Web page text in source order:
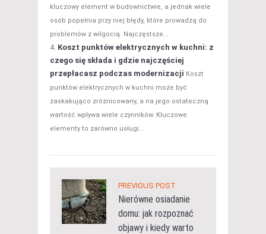
kluczowy element w budownictwie, a jednak wiele
osób popełnia przy niej błędy, które prowadzą do
problemów z wilgocią. Najczęstsze...
Koszt punktów elektrycznych w kuchni: z
czego się składa i gdzie najczęściej
przepłacasz podczas modernizacji Koszt
punktów elektrycznych w kuchni może być
zaskakująco zróżnicowany, a na jego ostateczną
wartość wpływa wiele czynników. Kluczowe
elementy to zarówno usługi...
PREVIOUS POST
Nierówne osiadanie
domu: jak rozpoznać
objawy i kiedy warto